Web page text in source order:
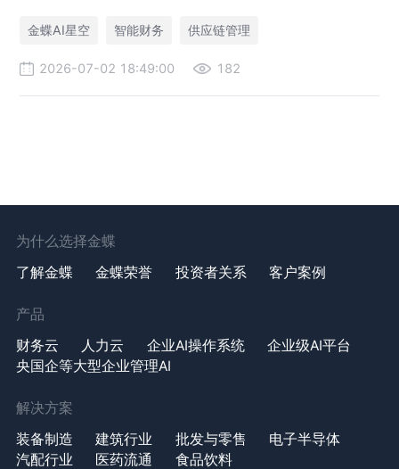
金蝶AI星空
智能财务 供应链管理
2026-07-02 18:49:00 182
为什么选择金蝶
了解金蝶
金蝶荣誉 投资者关系 客户案例
产品
财务云
人力云 企业AI操作系统
企业级AI平台
央国企等大型企业管理AI
解决方案
装备制造
建筑行业 批发与零售
电子半导体
汽配行业
医药流通 食品饮料